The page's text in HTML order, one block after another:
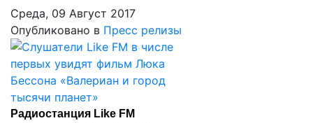
Среда, 09 Август 2017
Опубликовано в Пресс релизы
Радиостанция Like FM